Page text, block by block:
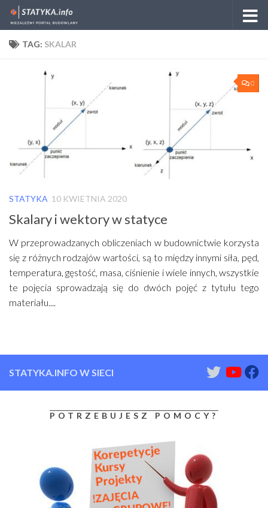
Skip to content
TAG: SKALAR
0
STATYKA 10 KWIETNIA 2020
Skalary i wektory w statyce
W przeprowadzanych obliczeniach w budownictwie korzysta
się z różnych rodzajów wartości, są to między innymi siła, pęd,
temperatura, gęstość, masa, ciśnienie i wiele innych, wszystkie
te pojęcia sprowadzają się do dwóch pojęć z tytułu tego
materiału....
STATYKA.INFO W SIECI
POTRZEBUJESZ POMOCY?